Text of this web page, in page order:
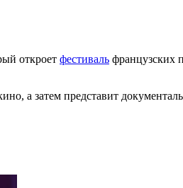
откроет фестиваль французских
а затем представит